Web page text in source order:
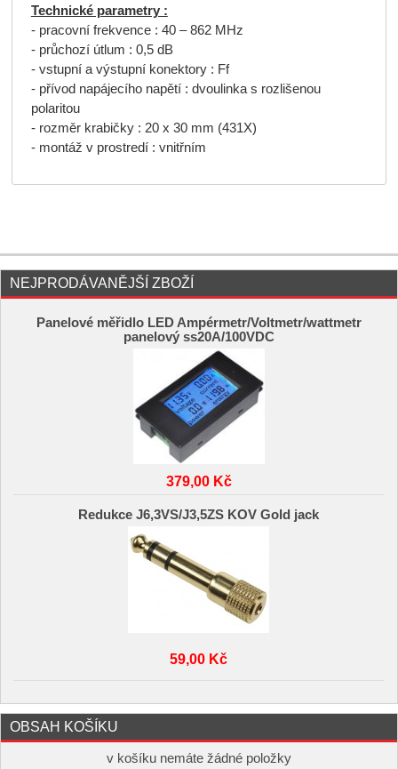
Technické parametry :
- pracovní frekvence : 40 – 862 MHz
- průchozí útlum : 0,5 dB
- vstupní a výstupní konektory : Ff
- přívod napájecího napětí : dvoulinka s rozlišenou
polaritou
- rozměr krabičky : 20 x 30 mm (431X)
- montáž v prostredí : vnitřním
NEJPRODÁVANĚJŠÍ ZBOŽÍ
Panelové měřidlo LED Ampérmetr/Voltmetr/wattmetr
panelový ss20A/100VDC
379,00 Kč
Redukce J6,3VS/J3,5ZS KOV Gold jack
59,00 Kč
OBSAH KOŠÍKU
v košíku nemáte žádné položky